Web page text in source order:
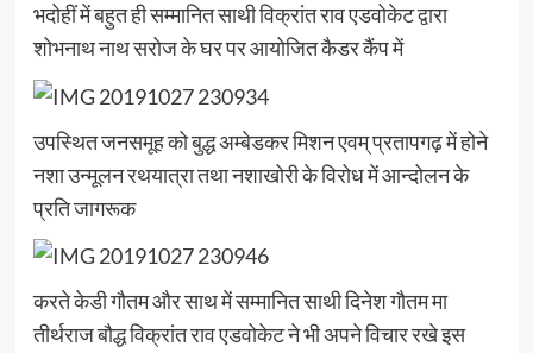
भदोहीं में बहुत ही सम्मानित साथी विक्रांत राव एडवोकेट द्वारा
शोभनाथ नाथ सरोज के घर पर आयोजित कैडर कैंप में
उपस्थित जनसमूह को बुद्ध अम्बेडकर मिशन एवम् प्रतापगढ़ में होने
नशा उन्मूलन रथयात्रा तथा नशाखोरी के विरोध में आन्दोलन के
प्रति जागरूक
करते केडी गौतम और साथ में सम्मानित साथी दिनेश गौतम मा
तीर्थराज बौद्ध विक्रांत राव एडवोकेट ने भी अपने विचार रखे इस